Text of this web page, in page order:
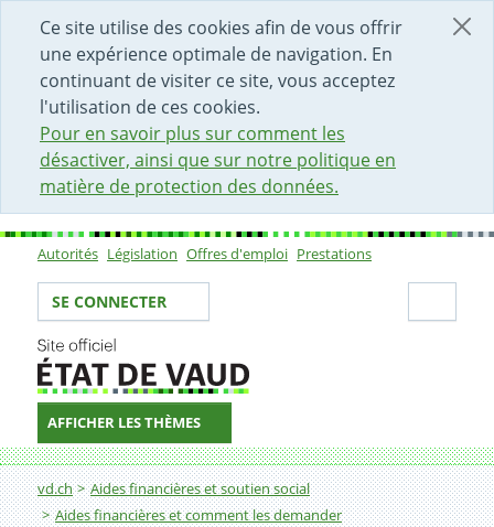
Ce site utilise des cookies afin de vous offrir
une expérience optimale de navigation. En
continuant de visiter ce site, vous acceptez
l'utilisation de ces cookies.
Pour en savoir plus sur comment les
désactiver, ainsi que sur notre politique en
matière de protection des données.
DÉBUT DU CONTENU DE LA PAGE
ACCÈS AU CHAMP DE RECHERCHE
PAGE D'ACCUEIL
FORMULAIRE DE CONTACT
Sous-navigation
Autorités Législation Offres d'emploi Prestations
Votre identité
SE CONNECTER
AFFICHER LES THÈMES
Fil d'Ariane
vd.ch
Aides financières et soutien social
Aides financières et comment les demander
Aide financière aux personnes en établissements